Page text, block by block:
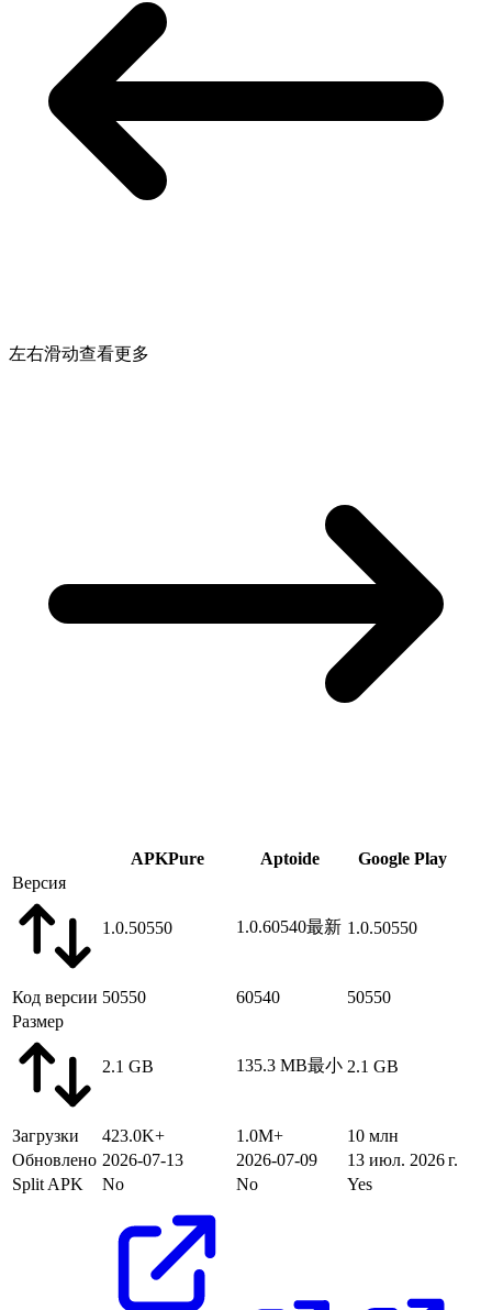
左右滑动查看更多
APKPure Aptoide
Google Play
Версия
1.0.50550 1.0.60540最新 1.0.50550
Код версии 50550 60540
50550
Размер
2.1 GB 135.3 MB最小 2.1 GB
Загрузки 423.0K+ 1.0M+
10 млн
Обновлено 2026-07-13 2026-07-09
13 июл. 2026 г.
Split APK
No No Yes